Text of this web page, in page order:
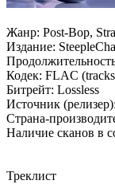
Жанр: Post-Bop,
Издание:
Кодек: FLAC
Битрейт: Lossless
Источник
Страна-
Наличие сканов в
Треклист